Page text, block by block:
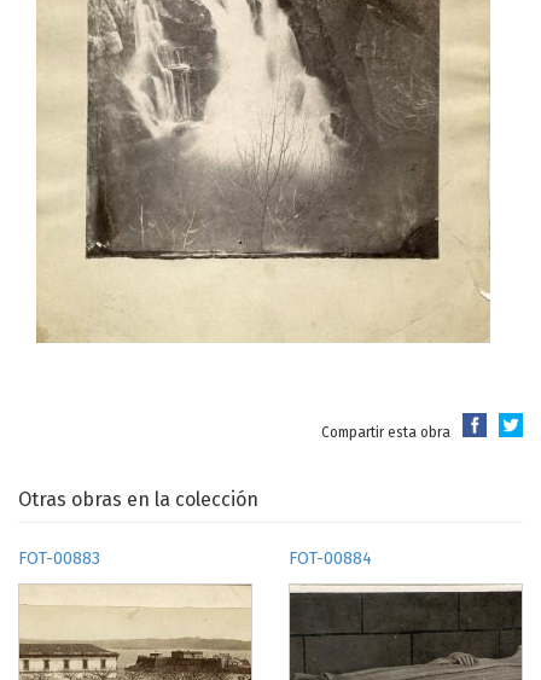
Compartir esta obra
Otras obras en la colección
FOT-00883 FOT-00884